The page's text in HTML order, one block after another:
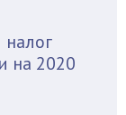
налог
на 2020